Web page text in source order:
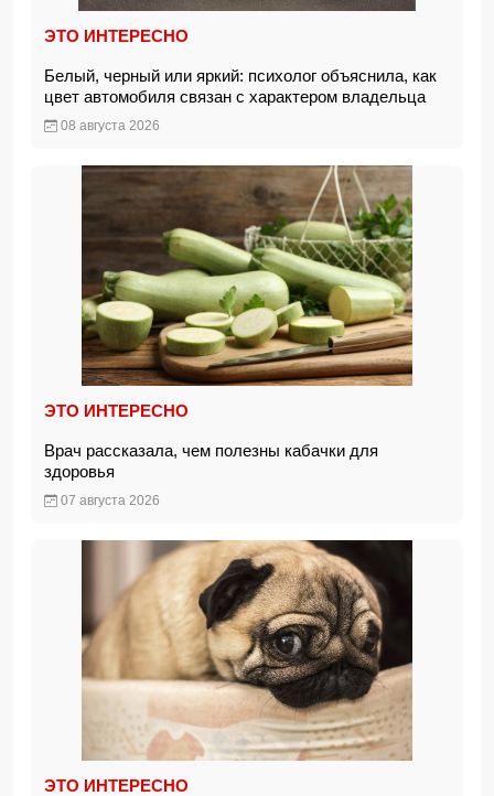
ЭТО ИНТЕРЕСНО
Белый, черный или яркий: психолог объяснила, как
цвет автомобиля связан с характером владельца
08 августа 2026
ЭТО ИНТЕРЕСНО
Врач рассказала, чем полезны кабачки для
здоровья
07 августа 2026
ЭТО ИНТЕРЕСНО